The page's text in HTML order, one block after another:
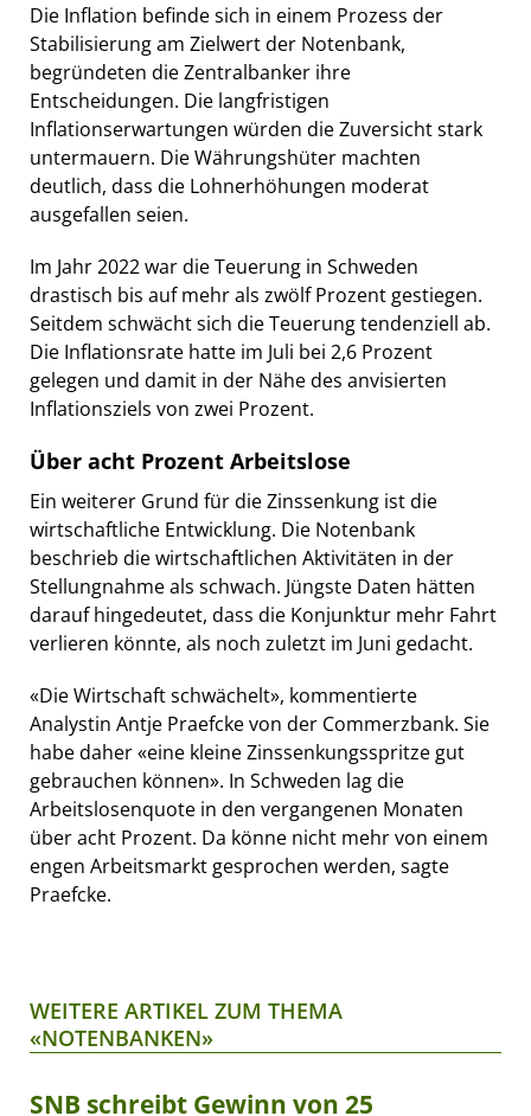
Die Inflation befinde sich in einem Prozess der
Stabilisierung am Zielwert der Notenbank,
begründeten die Zentralbanker ihre
Entscheidungen. Die langfristigen
Inflationserwartungen würden die Zuversicht stark
untermauern. Die Währungshüter machten
deutlich, dass die Lohnerhöhungen moderat
ausgefallen seien.
Im Jahr 2022 war die Teuerung in Schweden
drastisch bis auf mehr als zwölf Prozent gestiegen.
Seitdem schwächt sich die Teuerung tendenziell ab.
Die Inflationsrate hatte im Juli bei 2,6 Prozent
gelegen und damit in der Nähe des anvisierten
Inflationsziels von zwei Prozent.
Über acht Prozent Arbeitslose
Ein weiterer Grund für die Zinssenkung ist die
wirtschaftliche Entwicklung. Die Notenbank
beschrieb die wirtschaftlichen Aktivitäten in der
Stellungnahme als schwach. Jüngste Daten hätten
darauf hingedeutet, dass die Konjunktur mehr Fahrt
verlieren könnte, als noch zuletzt im Juni gedacht.
«Die Wirtschaft schwächelt», kommentierte
Analystin Antje Praefcke von der Commerzbank. Sie
habe daher «eine kleine Zinssenkungsspritze gut
gebrauchen können». In Schweden lag die
Arbeitslosenquote in den vergangenen Monaten
über acht Prozent. Da könne nicht mehr von einem
engen Arbeitsmarkt gesprochen werden, sagte
Praefcke.
WEITERE ARTIKEL ZUM THEMA
«NOTENBANKEN»
SNB schreibt Gewinn von 25